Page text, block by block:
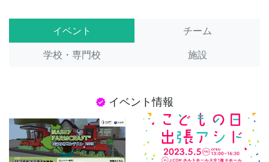
イベント
チーム
学校・専門校
施設
verified イベント情報